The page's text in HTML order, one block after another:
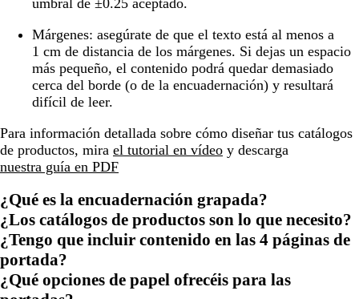
Márgenes: asegúrate de que el texto está al menos a
1 cm de distancia de los márgenes. Si dejas un espacio
más pequeño, el contenido podrá quedar demasiado
cerca del borde (o de la encuadernación) y resultará
difícil de leer.
Para información detallada sobre cómo diseñar tus catálogos
de productos, mira el tutorial en vídeo y descarga
nuestra guía en PDF
¿Qué es la encuadernación grapada?
¿Los catálogos de productos son lo que necesito?
¿Tengo que incluir contenido en las 4 páginas de
portada?
¿Qué opciones de papel ofrecéis para las